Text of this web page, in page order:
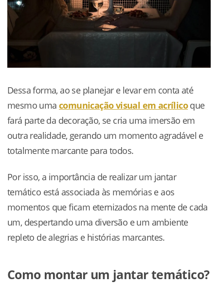
Dessa forma, ao se planejar e levar em conta até
mesmo umacomunicação visual em acrílicoque
fará parte da decoração, se cria uma imersão em
outra realidade, gerando um momento agradável e
totalmente marcante para todos.
Por isso, a importância de realizar um jantar
temático está associada às memórias e aos
momentos que ficam eternizados na mente de cada
um, despertando uma diversão e um ambiente
repleto de alegrias e histórias marcantes.
Como montar um jantar temático?